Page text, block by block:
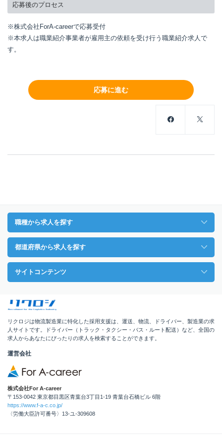
応募後のプロセス
※株式会社ForA-careerで応募受付
※本求人は職業紹介事業者が雇用主の依頼を受け行う職業紹介求人で
す。
応募に進む
リクロジは物流製造業に特化した採用支援は、運送、物流、ドライバー、製造業の求
人サイトです。ドライバー（トラック・タクシー・バス・ルート配送）など、全国の
求人からあなたにぴったりの求人を検索することができます。
運営会社
株式会社For A-career
〒153-0042 東京都目黒区青葉台3丁目1-19 青葉台石橋ビル 6階
https://www.f-a-c.co.jp/
〈労働大臣許可番号〉13-ユ-309608
職種から求人を探す
都道府県から求人を探す
サイトコンテンツ